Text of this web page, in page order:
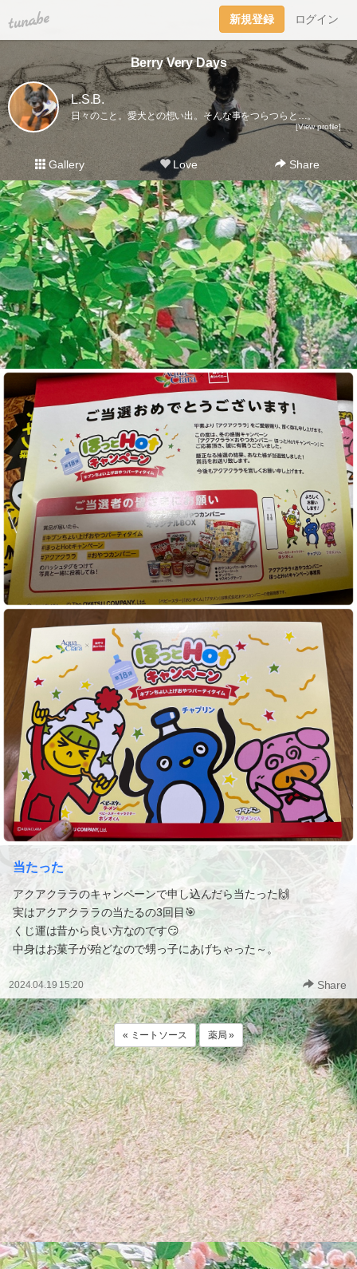
tuna.be 新規登録 ログイン
Berry Very Days
L.S.B.
日々のこと。愛犬との想い出。そんな事をつらつらと…。
[View profile]
Gallery Love Share
当たった
アクアクララのキャンペーンで申し込んだら当たった🙌
実はアクアクララの当たるの3回目🎯
くじ運は昔から良い方なのです😏
中身はお菓子が殆どなので甥っ子にあげちゃった～。
2024.04.19 15:20 Share
« ミートソース 薬局 »